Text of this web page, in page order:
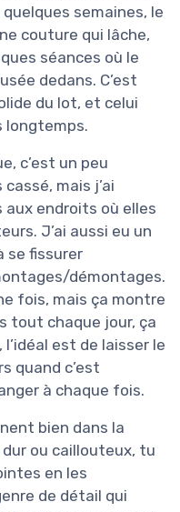
semaines, le
couture qui lâche,
séances où le
dedans. C’est
du lot, et celui
longtemps.
c’est un peu
mais j’ai
endroits où elles
J’ai aussi eu un
se fissurer
démontages.
fois, mais ça montre
tout chaque jour, ça
est de laisser le
quand c’est
à chaque fois.
bien dans la
ou caillouteux, tu
en les
de détail qui